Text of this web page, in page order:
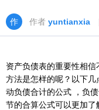
作者 yuntianxia |
资产负债表的重要性相
方法是怎样的呢？以下
动负债合计的公式 ，负
节的合算公式可以更加了